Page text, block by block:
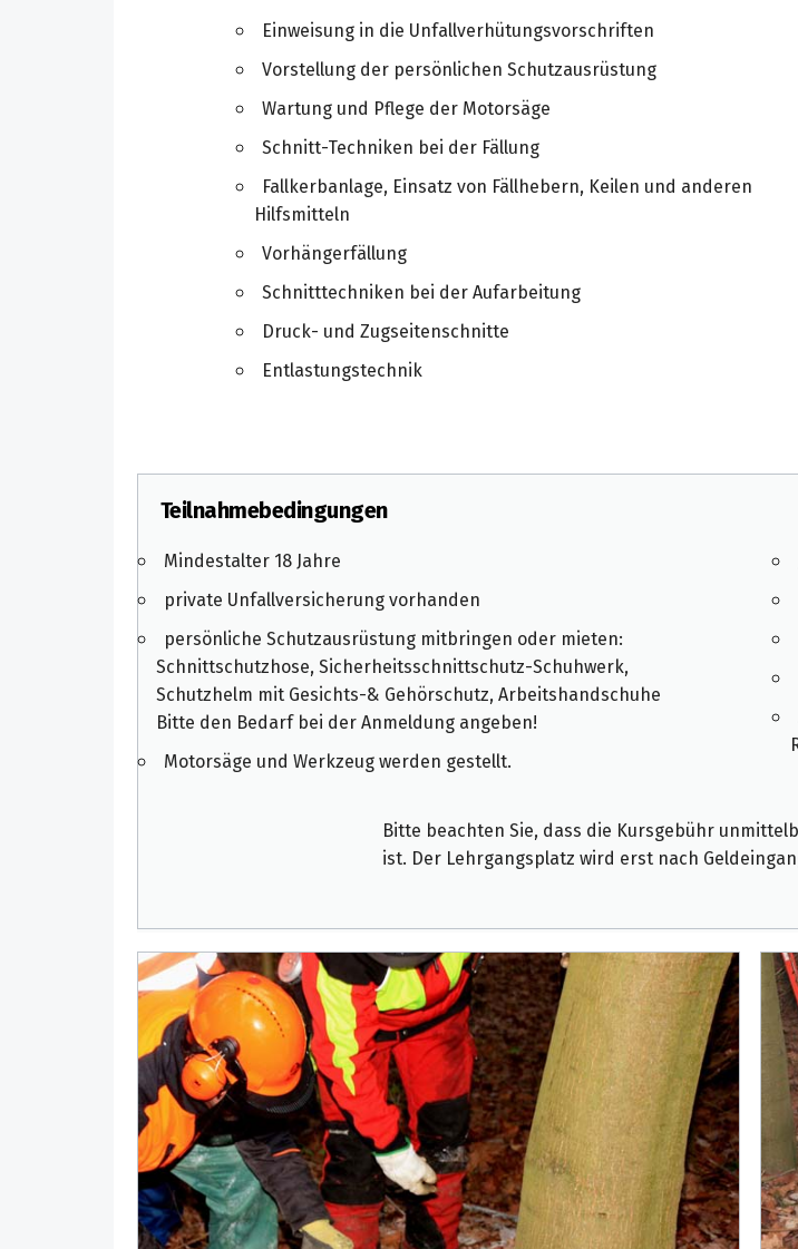
Einweisung in die Unfallverhütungsvorschriften
Vorstellung der persönlichen Schutzausrüstung
Wartung und Pflege der Motorsäge
Schnitt-Techniken bei der Fällung
Fallkerbanlage, Einsatz von Fällhebern, Keilen und anderen
Hilfsmitteln
Vorhängerfällung
Schnitttechniken bei der Aufarbeitung
Druck- und Zugseitenschnitte
Entlastungstechnik
Teilnahmebedingungen
Mindestalter 18 Jahre
private Unfallversicherung vorhanden
persönliche Schutzausrüstung mitbringen oder mieten:
Schnittschutzhose, Sicherheits­schnittschutz-Schuhwerk,
Schutzhelm mit Gesichts-& Gehörschutz, Arbeitshandschuhe
Bitte den Bedarf bei der Anmeldung angeben!
Motorsäge und Werkzeug werden gestellt.
Bitte beachten Sie, dass die Kursgebühr
ist. Der Lehrgangsplatz wird erst nach